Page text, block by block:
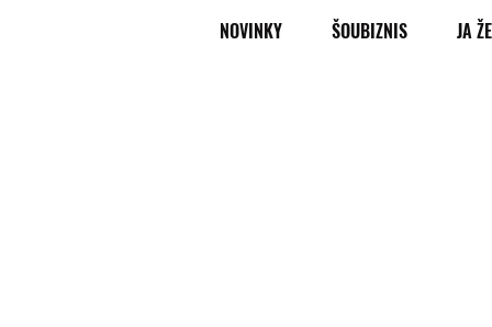
NOVINKY ŠOUBIZNIS JA